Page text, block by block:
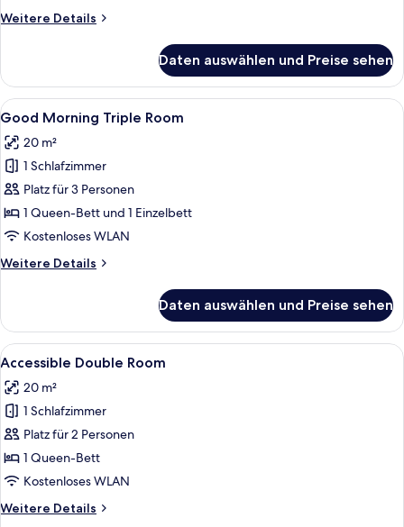
Weitere Details
Weitere
Morning
Twin
Room
Daten auswählen und Preise sehen
Alle
Fotos
für
Good
Morning
Triple
Room
Ein Hotelzimmer mit zwei Betten,
6
Good Morning Triple Room
20 m²
1 Schlafzimmer
Platz für 3 Personen
1 Queen-Bett und 1 Einzelbett
Kostenloses WLAN
Weitere Details
Weitere
Morning
Triple
Room
Daten auswählen und Preise sehen
Alle
Fotos
für
Accessible
Double
Room
anzeigen
Ein Hotelzimmer mit einem großen
3
Accessible Double Room
20 m²
1 Schlafzimmer
Platz für 2 Personen
1 Queen-Bett
Kostenloses WLAN
Weitere Details
Weitere